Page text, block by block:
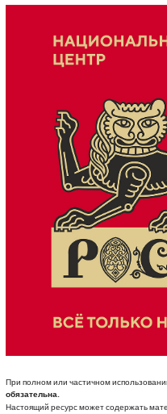
При полном или частичном
обязательна.
Настоящий ресурс может содержать